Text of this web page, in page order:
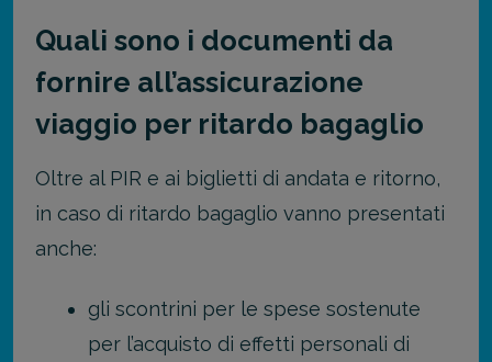
Quali sono i documenti da
fornire all’assicurazione
viaggio per ritardo bagaglio
Oltre al PIR e ai biglietti di andata e ritorno,
in caso di ritardo bagaglio vanno presentati
anche:
gli scontrini per le spese sostenute
per l’acquisto di effetti personali di